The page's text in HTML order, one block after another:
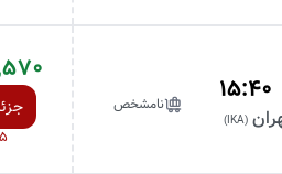
15:40
(
IKA
)
نامشخص
5